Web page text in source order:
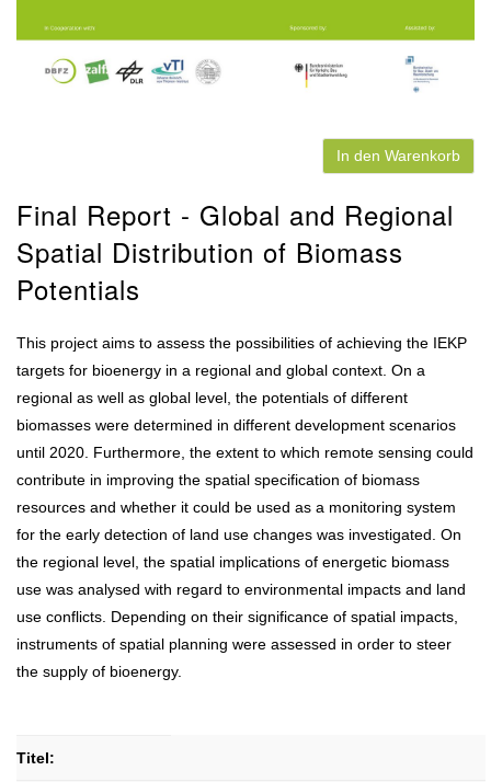
In den Warenkorb
Final Report - Global and Regional
Spatial Distribution of Biomass
Potentials
This project aims to assess the possibilities of achieving the IEKP
targets for bioenergy in a regional and global context. On a
regional as well as global level, the potentials of different
biomasses were determined in different development scenarios
until 2020. Furthermore, the extent to which remote sensing could
contribute in improving the spatial specification of biomass
resources and whether it could be used as a monitoring system
for the early detection of land use changes was investigated. On
the regional level, the spatial implications of energetic biomass
use was analysed with regard to environmental impacts and land
use conflicts. Depending on their significance of spatial impacts,
instruments of spatial planning were assessed in order to steer
the supply of bioenergy.
Titel: